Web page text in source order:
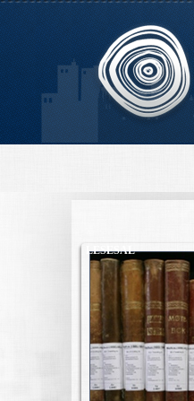
LESESAL